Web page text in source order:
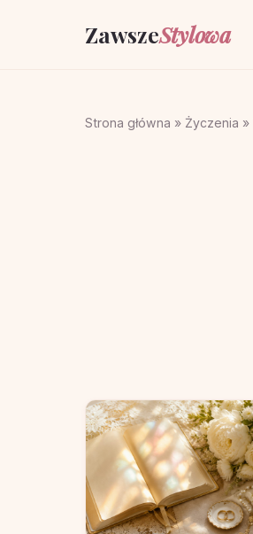
ZawszeStylowa
Strona główna » Życzenia »